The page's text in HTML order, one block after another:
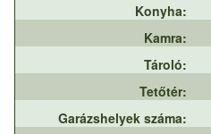
Konyha:
Kamra:
Tároló:
Tetőtér:
Garázshelyek száma: